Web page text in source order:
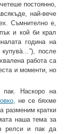
постоянно,
най-вече
Съмнително е,
и кой би крал
година на
после
работа са
и моменти, но
Наскоро на
, не се бяхме
разменим кратки
наша тема за
релси и пак да